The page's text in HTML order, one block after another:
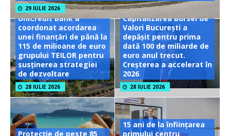
29 IULIE 2026
UniCredit Bank a
coordonat acordarea
unei finanțări de până la
115 de milioane de euro
grupului TEILOR pentru
susținerea strategiei
de dezvoltare
28 IULIE 2026
Capitalizarea Bursei de
Valori București a
depășit pentru prima
dată 100 de miliarde de
euro anul trecut.
Creșterea a accelerat în
2026
28 IULIE 2026
Protecție de peste 85
15 ani de la înființarea
primului centru